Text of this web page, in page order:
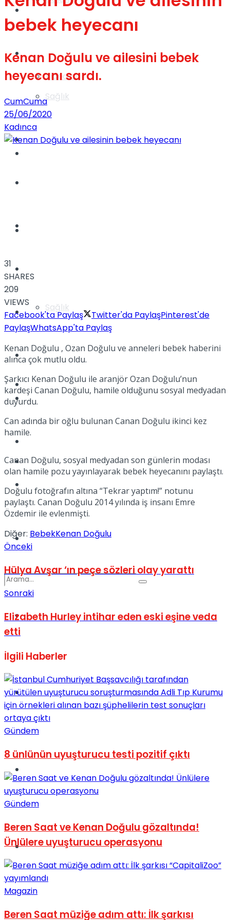
Videolar
Sağlık
TV
Kadınca
Dünya
Türkiye
Müzik
Tatil
Gündem
Yaşam
Sağlık
TV
Müzik
Sinema
Tatil
No Result
View All Result
bebek heyecanı
Kenan Doğulu ve ailesini bebek
heyecanı sardı.
CumCuma
25/06/2020
Kadınca
31
SHARES
209
VIEWS
Facebook'ta Paylaş
Twitter'da PaylaşPinterest'de
PaylaşWhatsApp'ta Paylaş
Kenan Doğulu , Ozan Doğulu ve anneleri bebek haberini
alınca çok mutlu oldu.
Şarkıcı Kenan Doğulu ile aranjör Ozan Doğulu’nun
kardeşi Canan Doğulu, hamile olduğunu sosyal medyadan
duyurdu.
Can adında bir oğlu bulunan Canan Doğulu ikinci kez
hamile.
Canan Doğulu, sosyal medyadan son günlerin modası
olan hamile pozu yayınlayarak bebek heyecanını paylaştı.
Doğulu fotoğrafın altına “Tekrar yaptım!” notunu
paylaştı. Canan Doğulu 2014 yılında iş insanı Emre
Özdemir ile evlenmişti.
Diğer: BebekKenan Doğulu
Önceki
Hülya Avşar ‘ın peçe sözleri olay yarattı
Sonraki
Elizabeth Hurley intihar eden eski eşine veda
etti
İlgili Haberler
Gündem
8 ünlünün uyuşturucu testi pozitif çıktı
Gündem
Beren Saat ve Kenan Doğulu gözaltında!
Ünlülere uyuşturucu operasyonu
Magazin
Beren Saat müziğe adım attı: İlk şarkısı